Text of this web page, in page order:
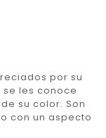
por su
les conoce
su color. Son
con un aspecto